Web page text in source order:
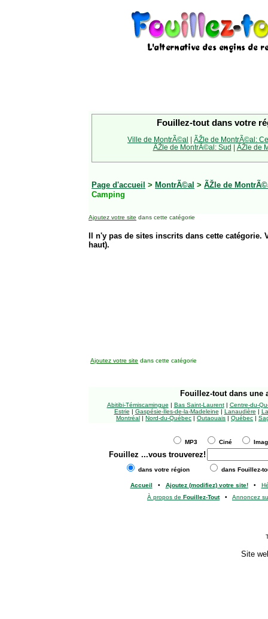
Fouillez-tout dans votre
Ville de MontrÃ©al | ÃŽle de MontrÃ©al:
ÃŽle de MontrÃ©al: Sud | ÃŽle de
Page d'accueil > MontrÃ©al > ÃŽle de
Camping
Ajoutez votre site dans cette catégorie
Il n'y pas de sites inscrits dans cette
haut).
Ajoutez votre site dans cette catégorie
Fouillez-tout dans une
Abitibi-Témiscamingue | Bas Saint-Laurent| Centre-du-
Estrie | Gaspésie-Îles-de-la-Madeleine | Lanaudière |
Montréal | Nord-du-Québec | Outaouais | Québec |
MP3 Ciné
Fouillez ...vous trouverez!
dans votre région dans Fouillez-
Accueil • Ajoutez (modifiez) votre site!•
À propos de Fouillez-Tout• Annoncez
Site